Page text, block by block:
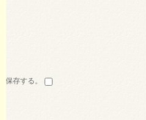
保存する。